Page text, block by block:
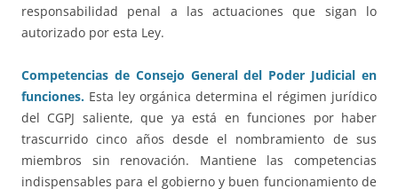
responsabilidad penal a las actuaciones que sigan lo
autorizado por esta Ley.
Competencias de Consejo General del Poder Judicial en
funciones. Esta ley orgánica determina el régimen jurídico
del CGPJ saliente, que ya está en funciones por haber
trascurrido cinco años desde el nombramiento de sus
miembros sin renovación. Mantiene las competencias
indispensables para el gobierno y buen funcionamiento de